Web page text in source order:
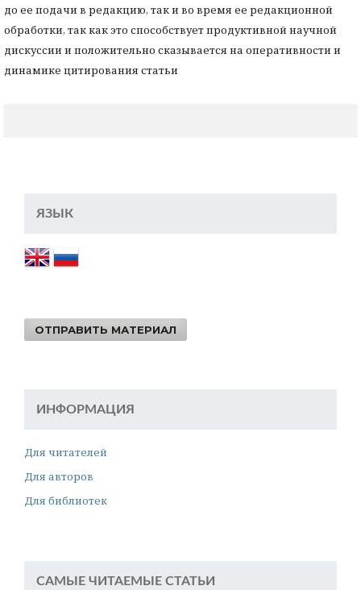
до ее подачи в редакцию, так и во время ее редакционной
обработки, так как это способствует продуктивной научной
дискуссии и положительно сказывается на оперативности и
динамике цитирования статьи
ЯЗЫК
ОТПРАВИТЬ МАТЕРИАЛ
ИНФОРМАЦИЯ
Для читателей
Для авторов
Для библиотек
САМЫЕ ЧИТАЕМЫЕ СТАТЬИ